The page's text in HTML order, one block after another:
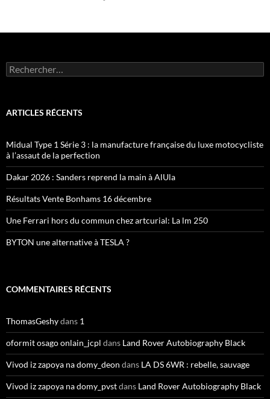
Rechercher :
ARTICLES RÉCENTS
Midual Type 1 Série 3 : la manufacture française du luxe motocycliste
à l’assaut de la perfection
Dakar 2026 : Sanders reprend la main à AlUla
Résultats Vente Bonhams 16 décembre
Une Ferrari hors du commun chez artcurial: La lm 250
BYTON une alternative à TESLA ?
COMMENTAIRES RÉCENTS
ThomasGeshydans 1
oformit osago onlain_jcpl dans Land Rover Autobiography Black
Vivod iz zapoya na domy_deon dans LA DS 6WR : rebelle, sauvage
Vivod iz zapoya na domy_pvstdans Land Rover Autobiography Black